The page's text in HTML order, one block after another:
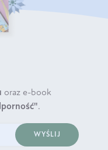
oraz e-book
.
WYŚLIJ